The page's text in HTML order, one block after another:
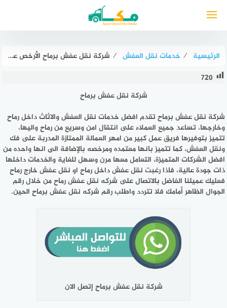
الرئيسية ⁄ خدمات نقل العفش ⁄ شركة نقل عفش برماح الأرخص عام ٢٠٢٥ للايجار | مكة لنقل الأثاث
720
شركة نقل عفش برماح
شركة نقل عفش برماح تقدم افضل خدمات نقل العفش والاثاث داخل رماح
وخارجها، تساعد جميع العملاء على انتقال امن وسريع من رماح واليها،
تتميز بتوفيرها فريق عمل كبير من امهر العمالة الممتازة المدربة على فك
ونقل العفش، كما تتميز بانها معتمده ومرخصه بالإضافة الى انها واحده من
افضل الشركات المتميزة، التعامل معها مرن وسهل للغاية والخدمات داخلها
ذات جودة عالية، فاذا رغبت نقل عفش داخل رماح او نقل عفش خارج رماح
فعليك عميلنا الفاضل بالاتصال على شركه نقل عفش رماح من خلال رقم
الجوال الظاهر أمامك فلا تتردد واطلب رقم شركه نقل عفش برماح الحين.
شركة نقل عفش برماح إتصل الان